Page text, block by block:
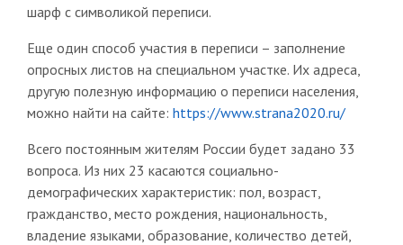
шарф с символикой переписи.
Еще один способ участия в переписи ­– заполнение
опросных листов на специальном участке. Их адреса,
другую полезную информацию о переписи населения,
можно найти на сайте: https://www.strana2020.ru/
Всего постоянным жителям России будет задано 33
вопроса. Из них 23 касаются социально-
демографических характеристик: пол, возраст,
гражданство, место рождения, национальность,
владение языками, образование, количество детей,